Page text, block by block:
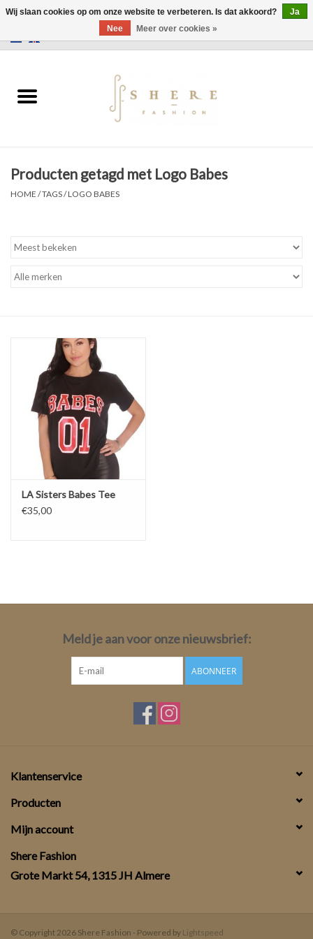
Jurken
Pakken
Accessoires
Merken
Producten getagd met Logo Babes
HOME /TAGS/LOGO BABES
LA Sisters Babes Tee
€35,00
Meld je aan voor onze nieuwsbrief:
ABONNEER
Klantenservice
Producten
Mijn account
Shere Fashion
Grote Markt 54, 1315 JH Almere
© Copyright 2026 Shere Fashion - Powered by Lightspeed
Wij slaan cookies op om onze website te verbeteren. Is dat akkoord?
Ja
Nee
Meer over cookies »